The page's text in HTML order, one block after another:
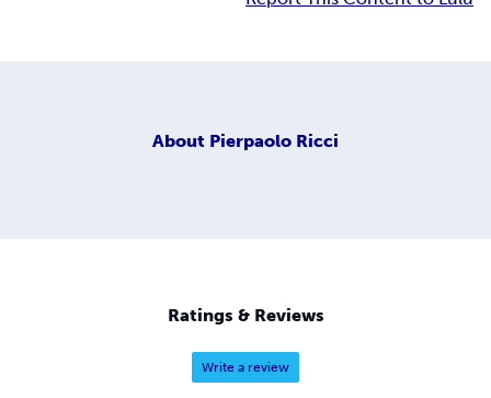
About Pierpaolo Ricci
Ratings & Reviews
Write a review